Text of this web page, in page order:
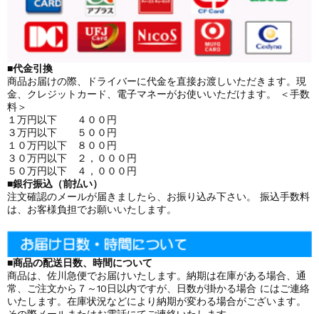
■代金引換
商品お届けの際、ドライバーに代金を直接お渡しいただきます。現
金、クレジットカード、電子マネーがお使いいただけます。 ＜手数
料＞
１万円以下 ４００円
３万円以下 ５００円
１０万円以下 ８００円
３０万円以下 ２，０００円
５０万円以下 ４，０００円
■銀行振込（前払い）
注文確認のメールが届きましたら、お振り込み下さい。 振込手数料
は、お客様負担でお願いいたします。
■商品の配送日数、時間について
商品は、佐川急便でお届けいたします。納期は在庫がある場合、通
常、ご注文から７～10日以内ですが、日数が掛かる場合 にはご連絡
いたします。在庫状況などにより納期が変わる場合がございます。